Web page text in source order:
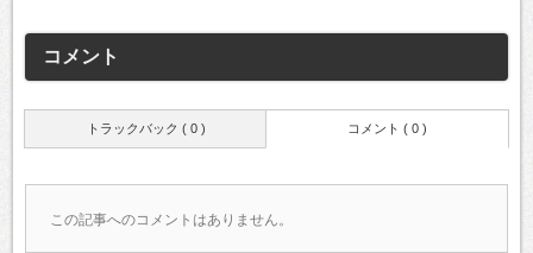
コメント
トラックバック ( 0 ) コメント ( 0 )
この記事へのコメントはありません。